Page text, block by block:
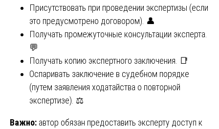
Присутствовать при проведении экспертизы (если
это предусмотрено договором). 👤
Получать промежуточные консультации эксперта.
💬
Получать копию экспертного заключения. 📑
Оспаривать заключение в судебном порядке
(путем заявления ходатайства о повторной
экспертизе). ⚖️
Важно: автор обязан предоставить эксперту доступ к